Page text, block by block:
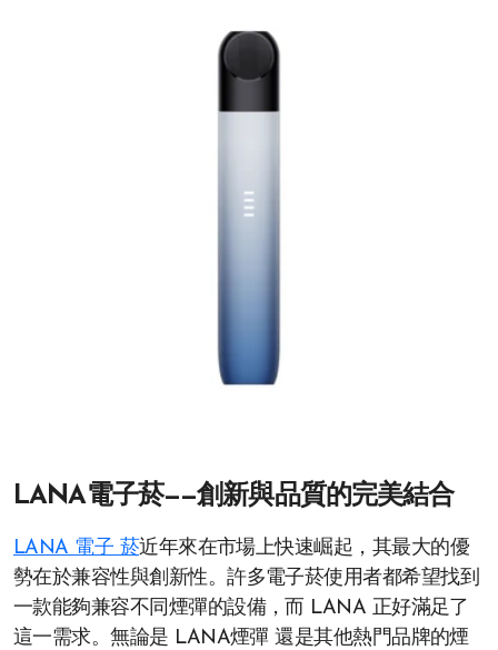
LANA電子菸——創新與品質的完美結合
LANA 電子 菸​近年來在市場上快速崛起，其最大的優
勢在於兼容性與創新性。許多電子菸使用者都希望找到
一款能夠兼容不同煙彈的設備，而 LANA 正好滿足了
這一需求。無論是 LANA煙彈 還是其他熱門品牌的煙